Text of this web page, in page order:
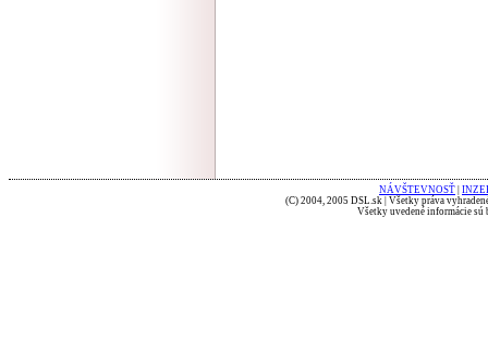
NÁVŠTEVNOSŤ
(C) 2004, 2005 DSL.sk | Všetky práva
Všetky uvedené informácie sú